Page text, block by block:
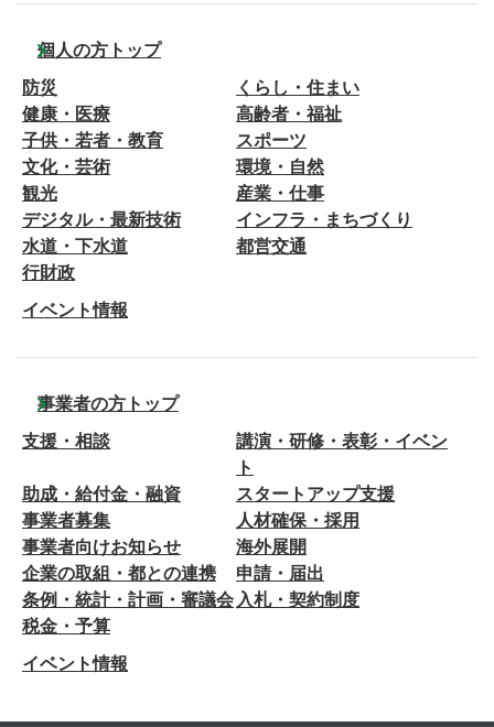
個人の方トップ
防災
くらし・住まい
健康・医療
高齢者・福祉
子供・若者・教育
スポーツ
文化・芸術
環境・自然
観光
産業・仕事
デジタル・最新技術
インフラ・まちづくり
水道・下水道
都営交通
行財政
イベント情報
事業者の方トップ
支援・相談
講演・研修・表彰・イベン
ト
助成・給付金・融資
スタートアップ支援
事業者募集
人材確保・採用
事業者向けお知らせ
海外展開
企業の取組・都との連携
申請・届出
条例・統計・計画・審議会 入札・契約制度
税金・予算
イベント情報